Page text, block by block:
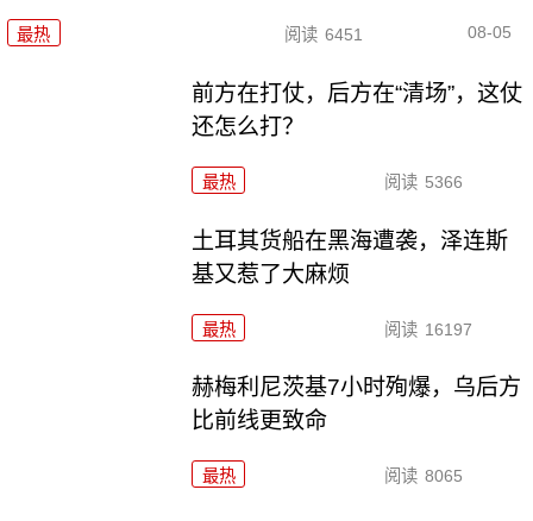
最热 阅读 6451 08-05
前方在打仗，后方在“清场”，这仗
还怎么打？
最热 阅读 5366
土耳其货船在黑海遭袭，泽连斯
基又惹了大麻烦
最热 阅读 16197
赫梅利尼茨基7小时殉爆，乌后方
比前线更致命
最热 阅读 8065